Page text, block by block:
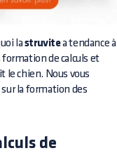
la struvitea tendance à
de calculs et
le chien. Nous vous
la formation des
de